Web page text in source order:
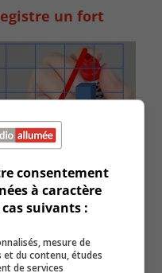
un fort
consentement
à caractère
suivants :
mesure de
du contenu, études
de services